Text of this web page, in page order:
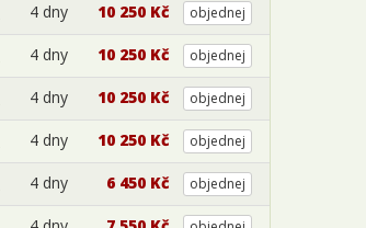
4 dny 10 250 Kč objednej
4 dny 10 250 Kč objednej
4 dny 10 250 Kč objednej
4 dny 10 250 Kč objednej
4 dny 6 450 Kč objednej